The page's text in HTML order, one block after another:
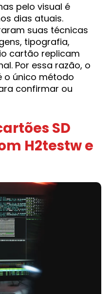
pelo visual é
dias atuais.
suas técnicas
tipografia,
cartão replicam
Por essa razão, o
o único método
confirmar ou
SD
H2testw e